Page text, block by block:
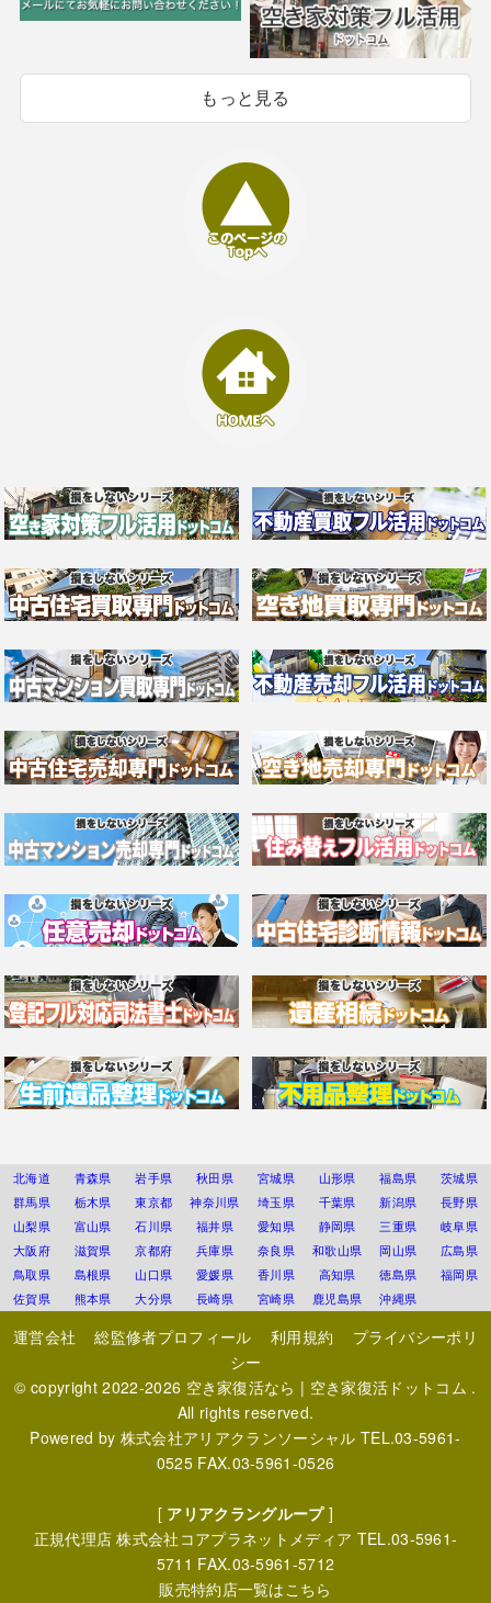
もっと見る
北海道 青森県 岩手県 秋田県 宮城県 山形県 福島県
茨城県
群馬県
栃木県 東京都 神奈川県 埼玉県 千葉県 新潟県
長野県
山梨県
富山県 石川県 福井県 愛知県 静岡県 三重県
岐阜県
大阪府
滋賀県 京都府 兵庫県 奈良県 和歌山県 岡山県
広島県
鳥取県
島根県 山口県 愛媛県 香川県 高知県 徳島県
福岡県
佐賀県
熊本県 大分県 長崎県 宮崎県 鹿児島県 沖縄県
運営会社 総監修者プロフィール 利用規約
プライバシーポリ
シー
© copyright 2022-2026 空き家復活なら | 空き家復活ドットコム .
All rights reserved.
Powered by 株式会社アリアクランソーシャル TEL.03-5961-
0525 FAX.03-5961-0526
[ アリアクラングループ]
正規代理店株式会社コアプラネットメディア TEL.03-5961-
5711 FAX.03-5961-5712
販売特約店一覧はこちら